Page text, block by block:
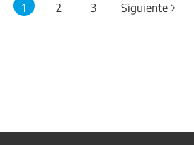
1 2 3 Siguiente